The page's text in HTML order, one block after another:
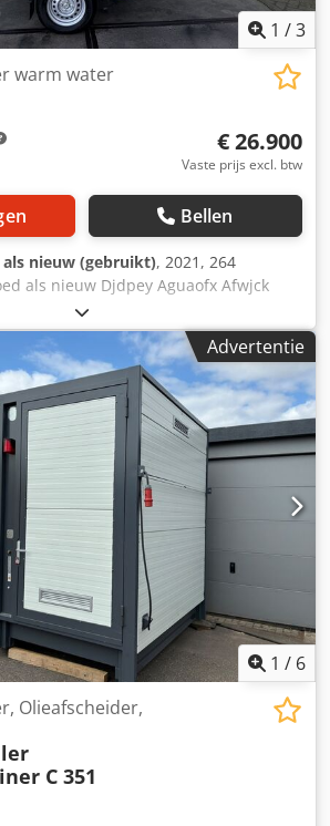
1 /3
warm water
€ 26.900
Vaste prijs excl. btw
Bellen
als nieuw (gebruikt), 2021, 264
als nieuw Djdpey Aguaofx Afwjck
Advertentie
1 / 6
Olieafscheider,
C 351